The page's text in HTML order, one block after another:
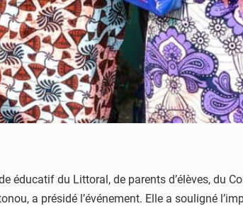
éducatif du Littoral, de parents d’élèves, du
a présidé l’événement. Elle a souligné